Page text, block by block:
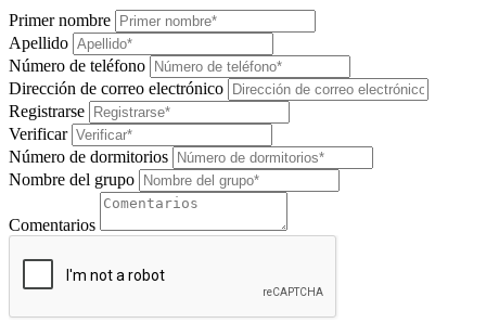
Primer nombre
Apellido
Número de teléfono
Dirección de correo electrónico
Registrarse
Verificar
Número de dormitorios
Nombre del grupo
Comentarios